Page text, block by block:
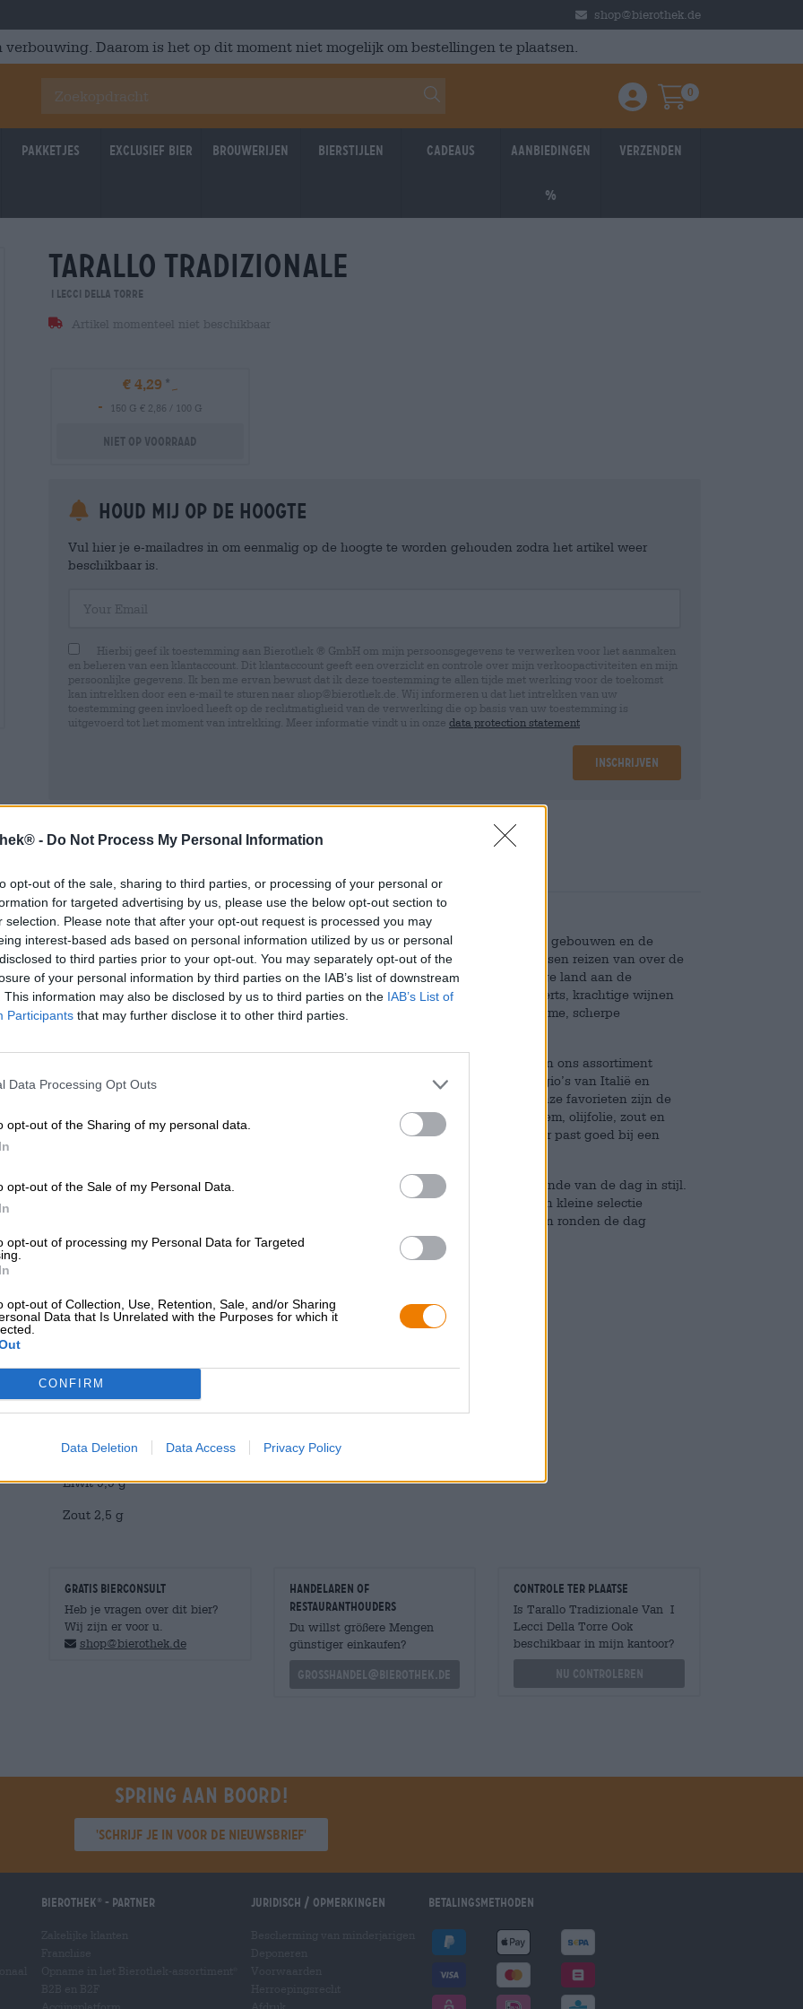
- Do Not Process My Personal Information
opt-out of the sale, sharing to third parties, or processing of your personal or
for targeted advertising by us, please use the below opt-out section to
selection. Please note that after your opt-out request is processed you may
interest-based ads based on personal information utilized by us or personal
to third parties prior to your opt-out. You may separately opt-out of the
of your personal information by third parties on the IAB’s list of downstream
This information may also be disclosed by us to third parties on the IAB’s List of
Participants that may further disclose it to other third parties.
Data Processing Opt Outs
opt-out of the Sharing of my personal data.
opt-out of the Sale of my Personal Data.
opt-out of processing my Personal Data for Targeted
opt-out of Collection, Use, Retention, Sale, and/or Sharing
Data that Is Unrelated with the Purposes for which it
CONFIRM
Data Deletion Data Access Privacy Policy
shop@bierothek.de
Daarom is het op dit moment niet mogelijk om bestellingen te plaatsen.
Einloggen / Anmelden
Warenkorb
0
Pakketjes Exclusief Bier Brouwerijen Bierstijlen Cadeaus Aanbiedingen
%
Verzenden
tarallo tradizionale
I Lecci Della Torre
Artikel momenteel niet beschikbaar
€ 4,29
-
150 G € 2,86 / 100 G
Niet op voorraad
Houd mij op de hoogte
Vul hier je e-mailadres in om eenmalig op de hoogte te worden gehouden zodra het artikel weer
beschikbaar is.
Hierbij geef ik toestemming aan Bierothek ® GmbH om mijn persoonsgegevens te verwerken voor het aanmaken
en beheren van een klantaccount. Dit klantaccount geeft een overzicht en controle over mijn verkoopactiviteiten en mijn
persoonlijke gegevens. Ik ben me ervan bewust dat ik deze toestemming te allen tijde met werking voor de toekomst
kan intrekken door een e-mail te sturen naar shop@bierothek.de. Wij informeren u dat het intrekken van uw
toestemming geen invloed heeft op de rechtmatigheid van de verwerking die op basis van uw toestemming is
uitgevoerd tot het moment van intrekking. Meer informatie vindt u in onze data protection statement
Inschrijven
Naast het schilderachtige landschap, de eeuwenoude steden met hun prachtige gebouwen en de
azuurblauwe zee, staat Italië vooral bekend om zijn culinaire hoogstandjes. Mensen reizen van over de
hele wereld om La Dolce Vita, het zoete leven, in Italië te vieren. Het laarsvormige land aan de
Middellandse Zee lonkt met de mediterrane keuken, sterke koffie, zondige desserts, krachtige wijnen
en heerlijke gebakjes. De Italiaanse keuken staat bekend om haar nuchtere charme, scherpe
Als aanvulling op onze heerlijke bieren hebben wij een specialiteit uit Puglia aan ons assortiment
toegevoegd. De bakkerij Lecci della Torre produceert gebak uit verschillende regio’s van Italië en
levert authentieke delicatessen die heerlijk samengaan met een koud biertje. Onze favorieten zijn de
Apulische taralli: de ringvormige koekjes worden traditioneel gebakken van bloem, olijfolie, zout en
witte wijn en verrukken door hun knapperigheid. De stevige, knapperige textuur past goed bij een
De aperitivo maakt deel uit van de Italiaanse culinaire cultuur en markeert het einde van de dag in stijl.
Als u aan het begin van de avond in een bar aanschuift, krijgt u automatisch een kleine selectie
hartige snacks voor bij uw bier en wijn. Zelfgemaakte taralli zijn hier een must en ronden de dag
smaakvol af.
Calorische waarde 1.959 kJ / 468 kcal
- waarvan verzadigde vetzuren 2,8 g
Koolhydraten 61 g
- waarvan suiker 1,3 g
Eiwit 9,9 g
Zout 2,5 g
GRATIS BIERCONSULT
Heb je vragen over dit bier?
Wij zijn er voor u.
shop@bierothek.de
handelaren of
restauranthouders
Du willst größere Mengen
günstiger einkaufen?
grosshandel@bierothek.de
Controle ter plaatse
Is Tarallo Tradizionale Van I
Lecci Della Torre Ook
beschikbaar in mijn kantoor?
Nu controleren
Spring aan boord!
'Schrijf je in voor de nieuwsbrief'
Bierothek - Partner Juridisch / Opmerkingen Betalingsmethoden